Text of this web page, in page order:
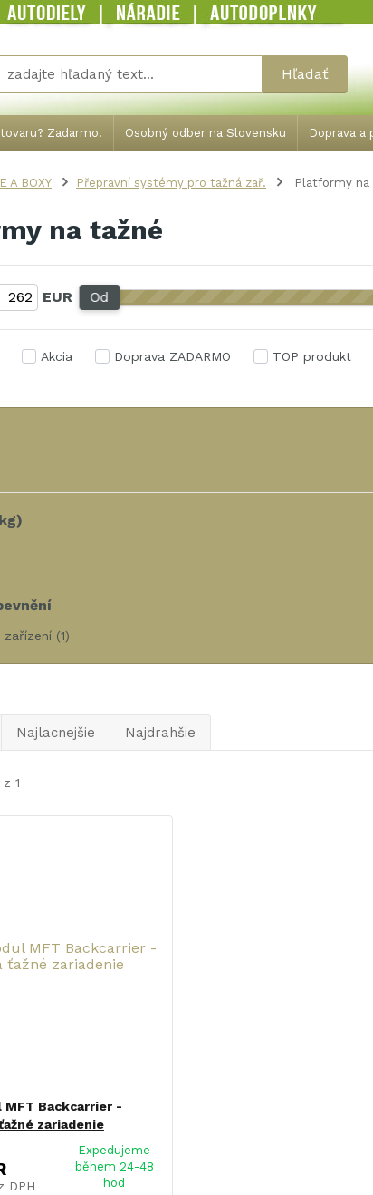
Zadarmo! Osobný odber na Slovensku Doprava a
Hľadať
A BOXY Přepravní systémy pro tažná zař. Platformy na
na tažné
EUR Od
Akcia Doprava ZADARMO TOP produkt
zařízení (1)
Najlacnejšie Najdrahšie
1
MFT Backcarrier -
zariadenie
DPH
Expedujeme
během 24-48
hod